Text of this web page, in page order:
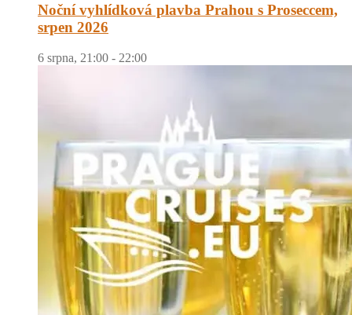
Noční vyhlídková plavba Prahou s Proseccem,
srpen 2026
6 srpna, 21:00 - 22:00